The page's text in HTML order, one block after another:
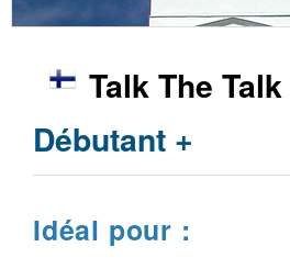
Talk The Talk
Débutant +
Idéal pour :